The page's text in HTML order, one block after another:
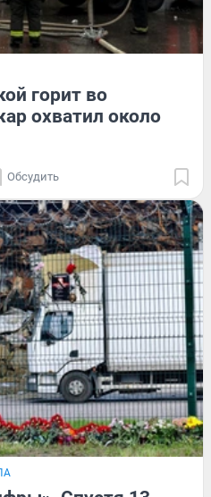
горит во
охватил около
Обсудить